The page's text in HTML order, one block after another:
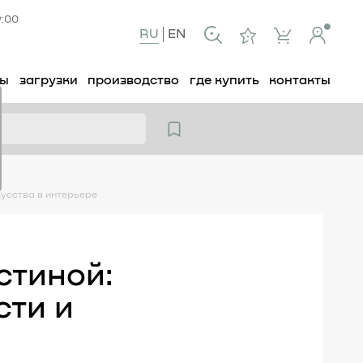
RU EN
загрузки производство где купить контакты
в интерьере
и